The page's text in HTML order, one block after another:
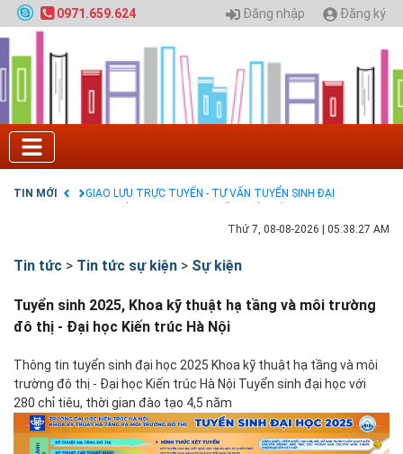
0971.659.624 Đăng nhập Đăng ký
TIN MỚI
Tuyển sinh 2025, Khoa kỹ thuật hạ tầng và môi
Chính sách thanh toán
HƯỚNG DẪN THANH TOÁN VNPAY TRÊN WEBSITE
Tuyển sinh 2024, Khoa kỹ thuật hạ tầng và môi
GIAO LƯU TRỰC TUYẾN - TƯ VẤN TUYỂN SINH ĐẠI
Thứ 7, 08-08-2026 05:38:28 AM
Tin tức > Tin tức sự kiện > Sự kiện
Tuyển sinh 2025, Khoa kỹ thuật hạ tầng và môi trường
đô thị - Đại học Kiến trúc Hà Nội
Thông tin tuyển sinh đại học 2025 Khoa kỹ thuật hạ tầng và môi
trường đô thị - Đại học Kiến trúc Hà Nội Tuyển sinh đại học với
280 chỉ tiêu, thời gian đào tạo 4,5 năm